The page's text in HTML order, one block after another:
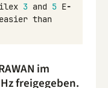
3 and 5 E-
easier than
im
freigegeben.